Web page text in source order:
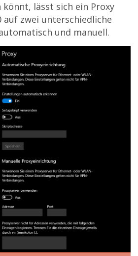
könnt, lässt sich ein Proxy
auf zwei unterschiedliche
und manuell.